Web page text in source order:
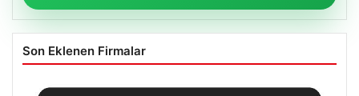
Son Eklenen Firmalar